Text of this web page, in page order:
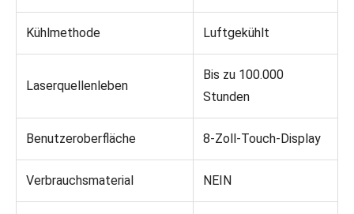
Kühlmethode Luftgekühlt
Laserquellenleben
Bis zu 100.000
Stunden
Benutzeroberfläche 8-Zoll-Touch-Display
Verbrauchsmaterial NEIN